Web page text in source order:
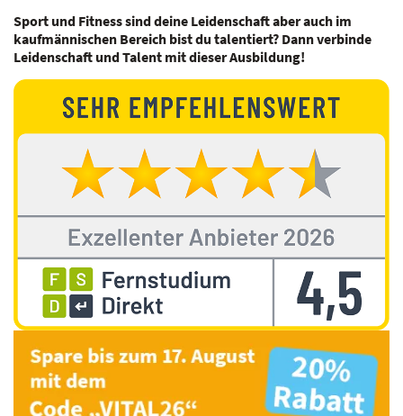
Sport und Fitness sind deine Leidenschaft aber auch im
kaufmännischen Bereich bist du talentiert? Dann verbinde
Leidenschaft und Talent mit dieser Ausbildung!